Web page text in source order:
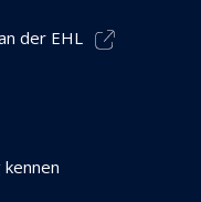
der EHL